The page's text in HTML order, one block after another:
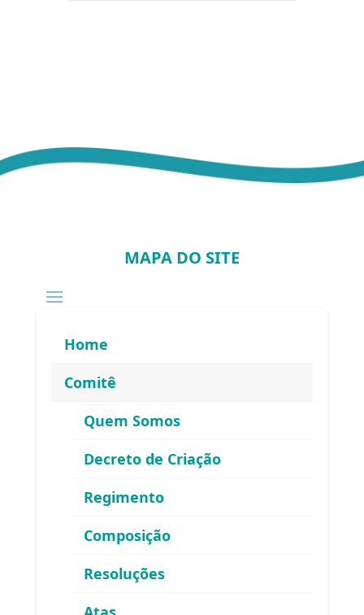
MAPA DO SITE
Home
Comitê
Quem Somos
Decreto de Criação
Regimento
Composição
Resoluções